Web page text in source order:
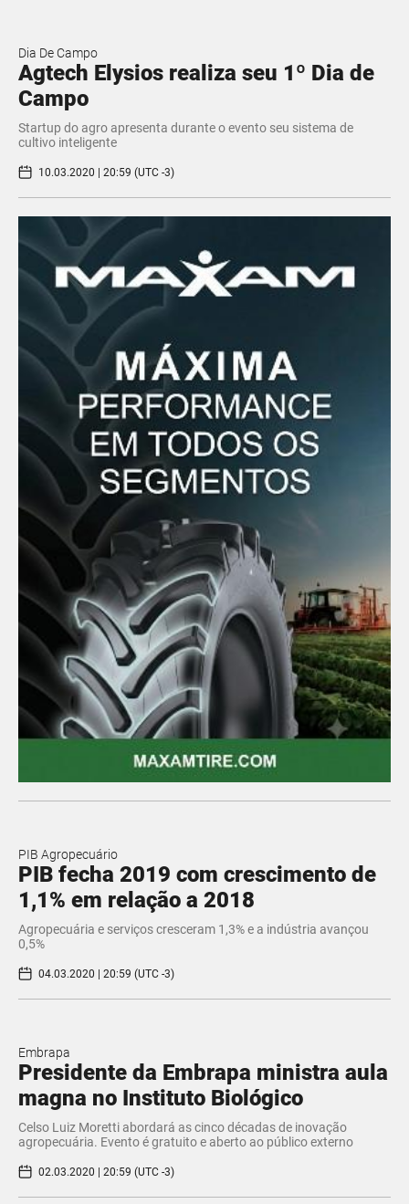
Dia De Campo
Agtech Elysios realiza seu 1º Dia de
Campo
Startup do agro apresenta durante o evento seu sistema de
cultivo inteligente
10.03.2020 | 20:59 (UTC -3)
PIB Agropecuário
PIB fecha 2019 com crescimento de
1,1% em relação a 2018
Agropecuária e serviços cresceram 1,3% e a indústria avançou
0,5%
04.03.2020 | 20:59 (UTC -3)
Embrapa
Presidente da Embrapa ministra aula
magna no Instituto Biológico
​Celso Luiz Moretti abordará as cinco décadas de inovação
agropecuária. Evento é gratuito e aberto ao público externo​
02.03.2020 | 20:59 (UTC -3)